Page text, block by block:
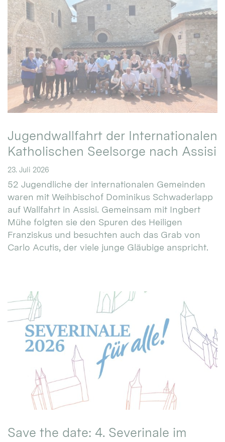
Jugendwallfahrt der Internationalen
Katholischen Seelsorge nach Assisi
23. Juli 2026
52 Jugendliche der internationalen Gemeinden
waren mit Weihbischof Dominikus Schwaderlapp
auf Wallfahrt in Assisi. Gemeinsam mit Ingbert
Mühe folgten sie den Spuren des Heiligen
Franziskus und besuchten auch das Grab von
Carlo Acutis, der viele junge Gläubige anspricht.
Save the date: 4. Severinale im